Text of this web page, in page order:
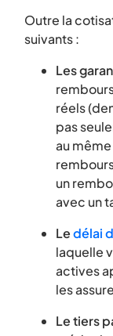
Outre la
suivants :
Les
réels
pas
au
un
avec un
Ledélai
laquelle
actives
les
Le tiers